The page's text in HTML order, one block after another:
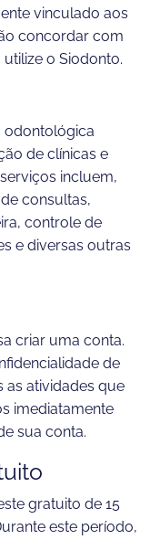
vinculado aos
concordar com
o Siodonto.
odontológica
de clínicas e
incluem,
consultas,
controle de
e diversas outras
criar uma conta.
de
as atividades que
imediatamente
sua conta.
gratuito de 15
este período,